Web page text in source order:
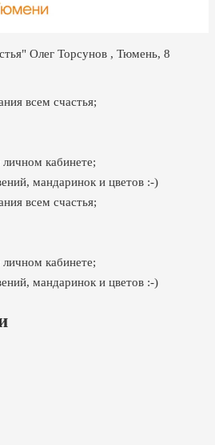
Олег Торсунов , Тюмень, 8
всем счастья;
кабинете;
мандаринок и цветов :-)
всем счастья;
кабинете;
мандаринок и цветов :-)